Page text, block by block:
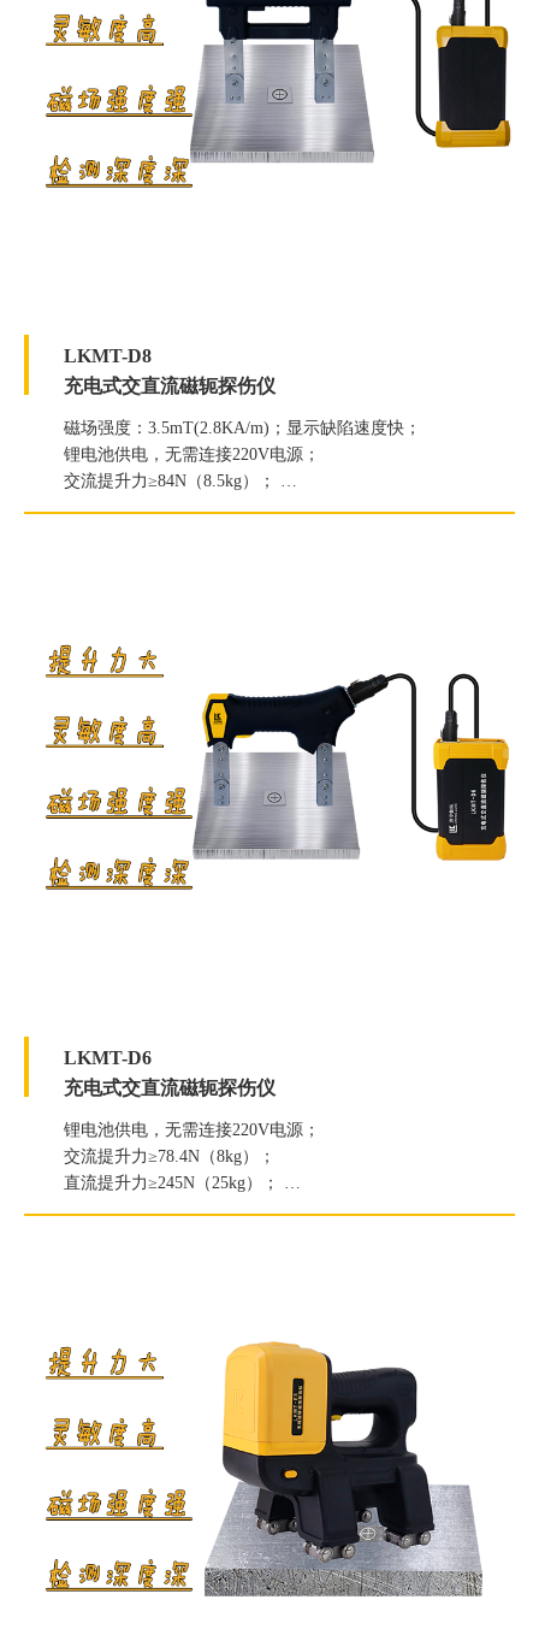
LKMT-D8
充电式交直流磁轭探伤仪
磁场强度：3.5mT(2.8KA/m)；显示缺陷速度快；
锂电池供电，无需连接220V电源；
交流提升力≥84N（8.5kg）；
直流提升力≥304N（31kg）；
LKMT-D6
充电式交直流磁轭探伤仪
锂电池供电，无需连接220V电源；
交流提升力≥78.4N（8kg）；
直流提升力≥245N（25kg）；
白光照度≥2000Lux；